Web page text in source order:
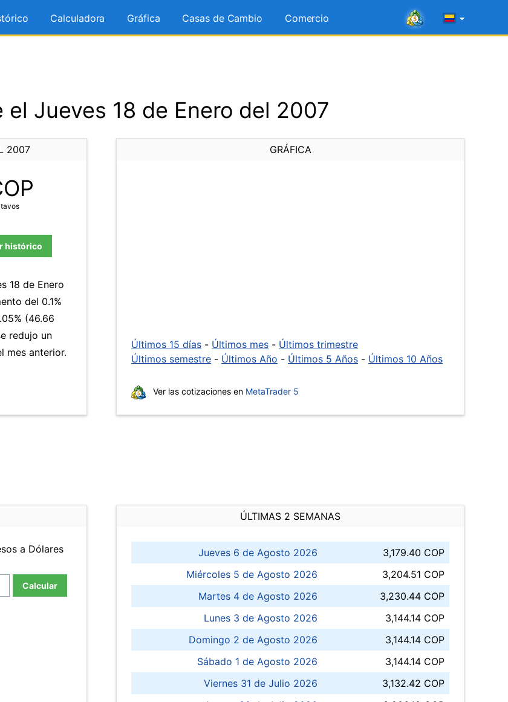
Calculadora Gráfica Casas de Cambio Comercio
el Jueves 18 de Enero del 2007
2007
histórico
18 de Enero
del 0.1%
(46.66
redujo un
mes anterior.
GRÁFICA
Últimos 15 días - Últimos mes - Últimos trimestre
Últimos semestre - Últimos Año - Últimos 5 Años - Últimos 10 Años
Ver las cotizaciones en MetaTrader 5
a Dólares
Calcular
ÚLTIMAS 2 SEMANAS
Jueves 6 de Agosto 2026
3,179.40 COP
Miércoles 5 de Agosto 2026
3,204.51 COP
Martes 4 de Agosto 2026
3,230.44 COP
Lunes 3 de Agosto 2026
3,144.14 COP
Domingo 2 de Agosto 2026
3,144.14 COP
Sábado 1 de Agosto 2026
3,144.14 COP
Viernes 31 de Julio 2026
3,132.42 COP